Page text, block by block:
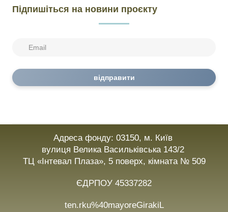
Підпишіться на новини проєкту
відправити
Адреса фонду: 03150, м. Київ
вулиця Велика Васильківська 143/2
ТЦ «Інтевал Плаза», 5 поверх, кімната № 509
ЄДРПОУ 45337282
ten.rku%40mayoreGirakiL